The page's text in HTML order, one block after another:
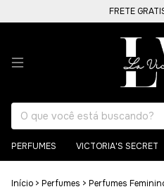
FRETE GRATIS APARTR
PERFUMES VICTORIA'S SECRET
Início > Perfumes > Perfumes